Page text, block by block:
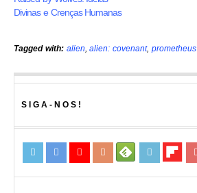
Divinas e Crenças Humanas
Tagged with: alien,alien: covenant,prometheus
SIGA-NOS!